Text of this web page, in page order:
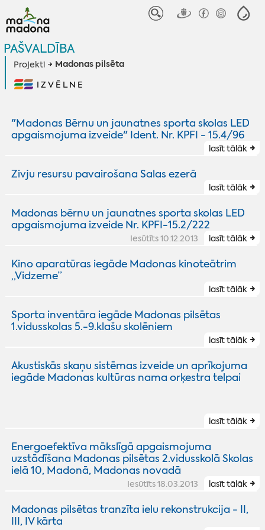
PAŠVALDĪBA
Projekti Madonas pilsēta
IZVĒLNE
"Madonas Bērnu un jaunatnes sporta skolas LED
apgaismojuma izveide" Ident. Nr. KPFI - 15.4/96
lasīt tālāk
Zivju resursu pavairošana Salas ezerā
lasīt tālāk
Madonas bērnu un jaunatnes sporta skolas LED
apgaismojuma izveide Nr. KPFI-15.2/222
Iesūtīts 10.12.2013 lasīt tālāk
Kino aparatūras iegāde Madonas kinoteātrim
„Vidzeme”
lasīt tālāk
Sporta inventāra iegāde Madonas pilsētas
1.vidusskolas 5.-9.klašu skolēniem
lasīt tālāk
Akustiskās skaņu sistēmas izveide un aprīkojuma
iegāde Madonas kultūras nama orķestra telpai
lasīt tālāk
Energoefektīva mākslīgā apgaismojuma
uzstādīšana Madonas pilsētas 2.vidusskolā Skolas
ielā 10, Madonā, Madonas novadā
Iesūtīts 18.03.2013 lasīt tālāk
Madonas pilsētas tranzīta ielu rekonstrukcija - II,
III, IV kārta